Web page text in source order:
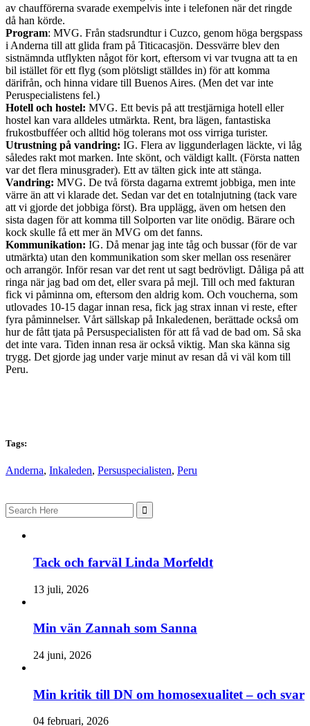
av chaufförerna svarade exempelvis inte i telefonen när det ringde
då han körde.
Program: MVG. Från stadsrundtur i Cuzco, genom höga bergspass
i Anderna till att glida fram på Titicacasjön. Dessvärre blev den
sistnämnda utflykten något för kort, eftersom vi var tvugna att ta en
bil istället för ett flyg (som plötsligt ställdes in) för att komma
därifrån, och hinna vidare till Buenos Aires. (Men det var inte
Peruspecialistens fel.)
Hotell och hostel: MVG. Ett bevis på att trestjärniga hotell eller
hostel kan vara alldeles utmärkta. Rent, bra lägen, fantastiska
frukostbufféer och alltid hög tolerans mot oss virriga turister.
Utrustning på vandring: IG. Flera av liggunderlagen läckte, vi låg
således rakt mot marken. Inte skönt, och väldigt kallt. (Första natten
var det flera minusgrader). Ett av tälten gick inte att stänga.
Vandring: MVG. De två första dagarna extremt jobbiga, men inte
värre än att vi klarade det. Sedan var det en totalnjutning (tack vare
att vi gjorde det jobbiga först). Bra upplägg, även om hetsen den
sista dagen för att komma till Solporten var lite onödig. Bärare och
kock skulle få ett mer än MVG om det fanns.
Kommunikation: IG. Då menar jag inte tåg och bussar (för de var
utmärkta) utan den kommunikation som sker mellan oss resenärer
och arrangör. Inför resan var det rent ut sagt bedrövligt. Dåliga på att
ringa när jag bad om det, eller svara på mejl. Till och med fakturan
fick vi påminna om, eftersom den aldrig kom. Och voucherna, som
utlovades 10-15 dagar innan resa, fick jag strax innan vi reste, efter
fyra påminnelser. Vårt sällskap på Inkaledenen, berättade också om
hur de fått tjata på Persuspecialisten för att få vad de bad om. Så ska
det inte vara. Tiden innan resa är också viktig. Man ska känna sig
trygg. Det gjorde jag under varje minut av resan då vi väl kom till
Peru.
Tags:
Anderna, Inkaleden, Persuspecialisten, Peru
Search
for:
Tack och farväl Linda Morfeldt
13 juli, 2026
Min vän Zannah som Sanna
24 juni, 2026
Min kritik till DN om homosexualitet – och svar
04 februari, 2026